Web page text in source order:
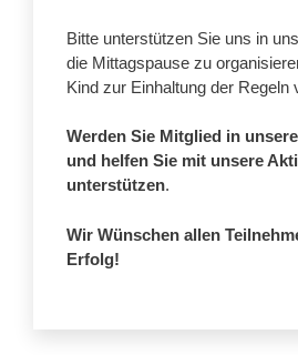
Bitte unterstützen Sie uns in
die Mittagspause zu
Kind zur Einhaltung der Regeln
Werden Sie Mitglied in
und helfen Sie mit unsere
unterstützen.
Wir Wünschen allen
Erfolg!